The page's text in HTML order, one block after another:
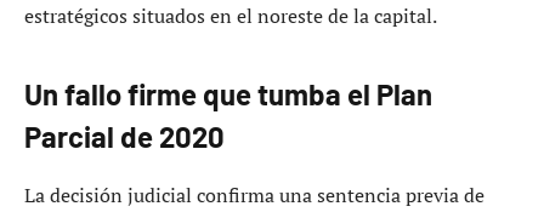
estratégicos situados en el noreste de la capital.
Un fallo firme que tumba el Plan
Parcial de 2020
La decisión judicial confirma una sentencia previa de